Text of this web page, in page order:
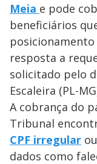
Meia e pode
beneficiários
resposta a
solicitado pelo
Escaleira (PL-
A cobrança do
Tribunal
CPF irregular
dados como